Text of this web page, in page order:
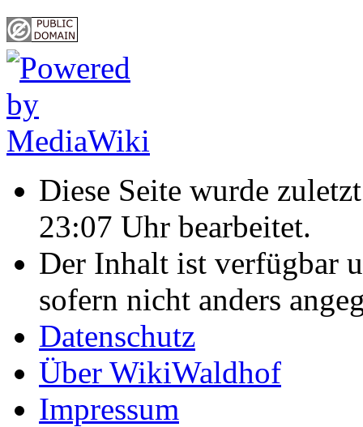
Diese Seite wurde
23:07 Uhr bearbeitet.
Der Inhalt ist verfügbar
sofern nicht anders
Datenschutz
Über WikiWaldhof
Impressum